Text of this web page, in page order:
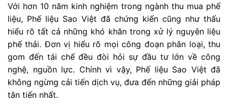
Với hơn 10 năm kinh nghiệm trong ngành thu mua phế
liệu, Phế liệu Sao Việt đã chứng kiến cũng như thấu
hiểu rõ tất cả những khó khăn trong xử lý nguyên liệu
phế thải. Đơn vị hiểu rõ mọi công đoạn phân loại, thu
gom đến tái chế đều đòi hỏi sự đầu tư lớn về công
nghệ, nguồn lực. Chính vì vậy, Phế liệu Sao Việt đã
không ngừng cải tiến dịch vụ, đưa đến những giải pháp
tân tiến nhất.